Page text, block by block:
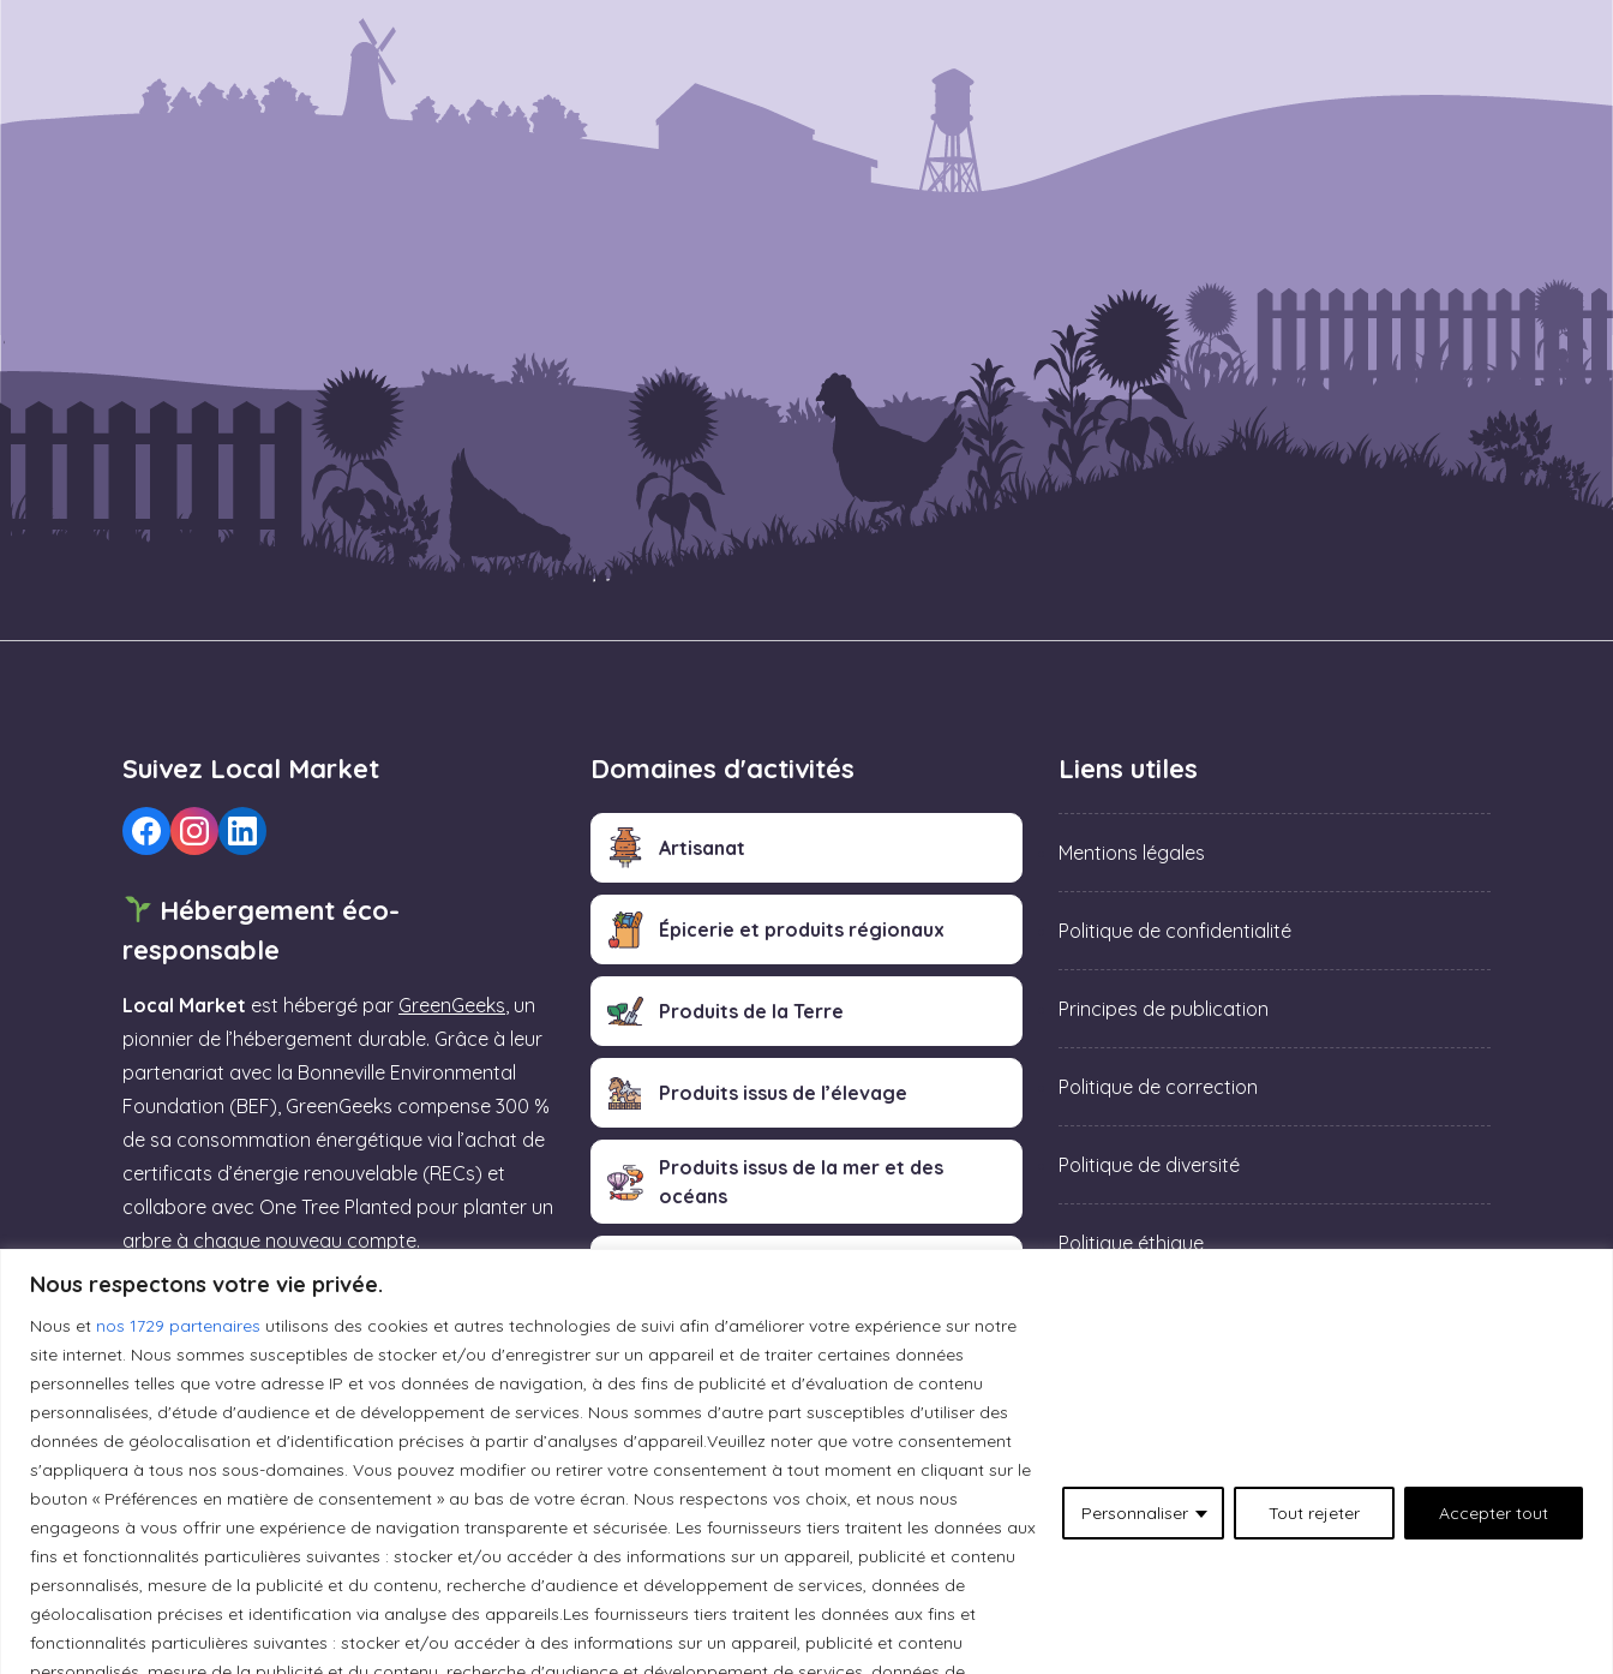
Nous respectons votre vie privée.
Nous et nos 1729 partenaires utilisons des cookies et autres technologies de suivi afin d'améliorer votre expérience sur notre
site internet. Nous sommes susceptibles de stocker et/ou d'enregistrer sur un appareil et de traiter certaines données
personnelles telles que votre adresse IP et vos données de navigation, à des fins de publicité et d'évaluation de contenu
personnalisées, d'étude d'audience et de développement de services. Nous sommes d'autre part susceptibles d'utiliser des
données de géolocalisation et d'identification précises à partir d’analyses d'appareil.Veuillez noter que votre consentement
s'appliquera à tous nos sous-domaines. Vous pouvez modifier ou retirer votre consentement à tout moment en cliquant sur le
bouton « Préférences en matière de consentement » au bas de votre écran. Nous respectons vos choix, et nous nous
engageons à vous offrir une expérience de navigation transparente et sécurisée. Les fournisseurs tiers traitent les données aux
fins et fonctionnalités particulières suivantes : stocker et/ou accéder à des informations sur un appareil, publicité et contenu
personnalisés, mesure de la publicité et du contenu, recherche d'audience et développement de services, données de
géolocalisation précises et identification via analyse des appareils.Les fournisseurs tiers traitent les données aux fins et
fonctionnalités particulières suivantes : stocker et/ou accéder à des informations sur un appareil, publicité et contenu
Personnaliser Tout rejeter Accepter tout
Suivez Local Market
Hébergement éco-
responsable
Local Market est hébergé par GreenGeeks, un
pionnier de l’hébergement durable. Grâce à leur
partenariat avec la Bonneville Environmental
Foundation (BEF), GreenGeeks compense 300 %
de sa consommation énergétique via l’achat de
certificats d’énergie renouvelable (RECs) et
collabore avec One Tree Planted pour planter un
arbre à chaque nouveau compte.
Rejoignez GreenGeeks dès aujourd’hui et
offrez à votre site un hébergement labellisé «
Green Web Hosting » performant qui
respecte la planète ! (Lien affilié)
Domaines d'activités
Artisanat
Épicerie et produits régionaux
Produits de la Terre
Produits issus de l’élevage
Produits issus de la mer et des
océans
Liens utiles
Mentions légales
Politique de confidentialité
Principes de publication
Politique de correction
Politique de diversité
Politique éthique
Reconnaissance du territoire
Local Market, marque portée par la société Les Chats Gourmets Ltd. tient à souligner que ses installations, situées au 511 Lacolle Way (Ottawa-Orléans),